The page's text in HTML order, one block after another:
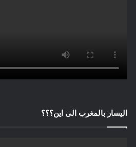
اليسار بالمغرب الى اين؟؟؟